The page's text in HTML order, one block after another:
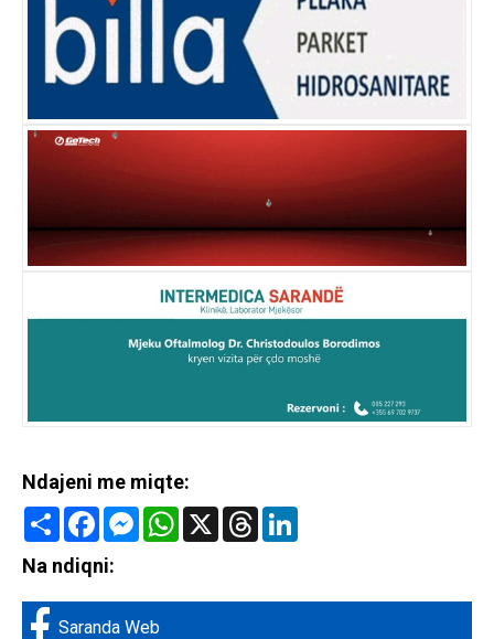
Ndajeni me miqte:
Share FacebookMessenger
WhatsApp
X Threads
Na ndiqni:
Saranda Web